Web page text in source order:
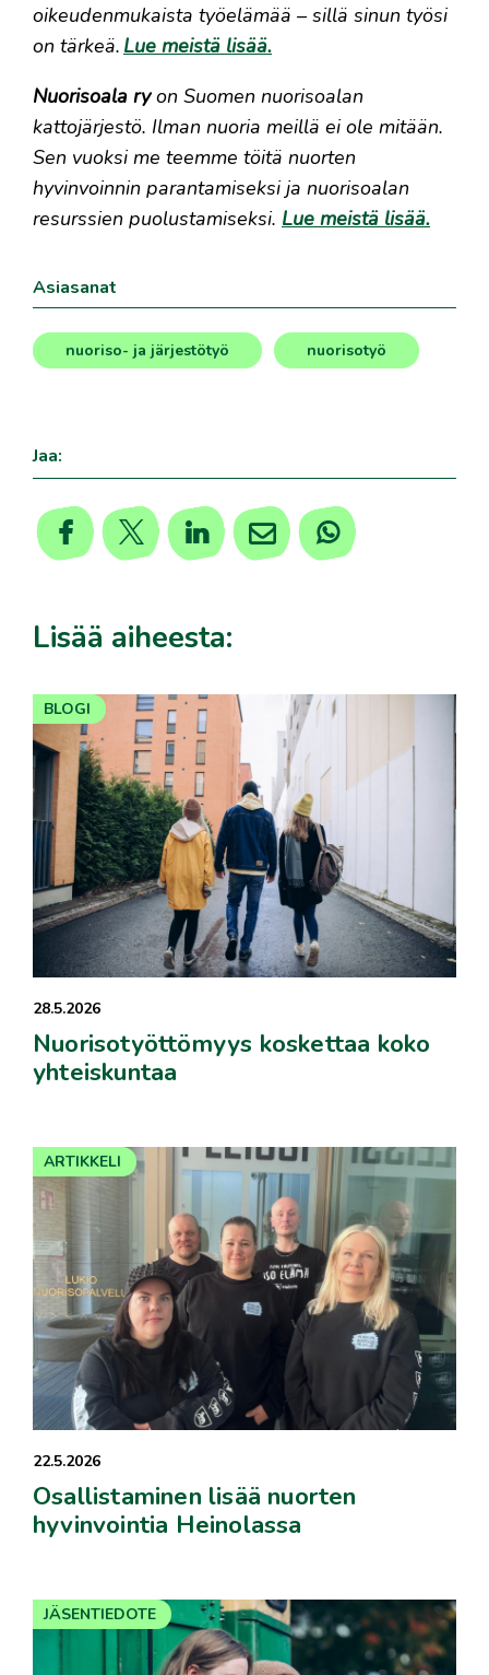
oikeudenmukaista työelämää – sillä sinun työsi
on tärkeä. Lue meistä lisää.
Nuorisoala ryon Suomen nuorisoalan
kattojärjestö. Ilman nuoria meillä ei ole mitään.
Sen vuoksi me teemme töitä nuorten
hyvinvoinnin parantamiseksi ja nuorisoalan
resurssien puolustamiseksi. Lue meistä lisää.
Asiasanat
nuoriso- ja järjestötyö nuorisotyö
Jaa:
Lisää aiheesta:
28.5.2026
Nuorisotyöttömyys koskettaa koko
yhteiskuntaa
BLOGI
22.5.2026
Osallistaminen lisää nuorten
hyvinvointia Heinolassa
ARTIKKELI
JÄSENTIEDOTE